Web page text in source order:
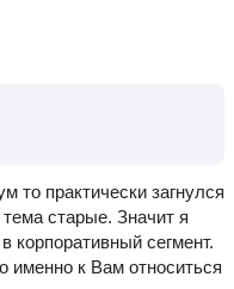
то практически загнулся
старые. Значит я
сегмент.
именно к Вам относиться